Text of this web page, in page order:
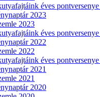
éves
2023
2023
éves
2022
2022
éves
2021
2021
2020